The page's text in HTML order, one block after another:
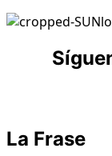
La Frase